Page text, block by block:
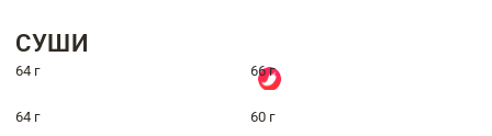
СУШИ
64 г 66 г
64 г 60 г